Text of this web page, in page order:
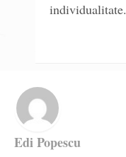
individualitate.
Edi Popescu